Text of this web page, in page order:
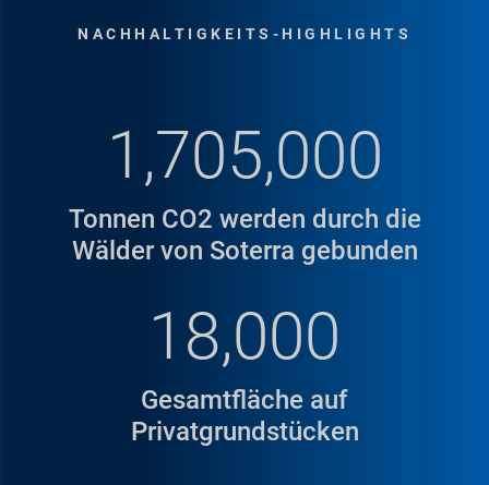
HIGHLIGHT-STORYS
Regentonnen-
Programm erhält
NACHHALTIGKEITS-HIGHLIGHTS
1,705,000
Tonnen CO2 werden durch die
Wälder von Soterra gebunden
18,000
Gesamtfläche auf
Privatgrundstücken